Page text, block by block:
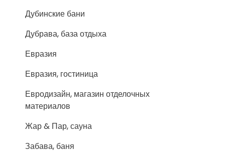
Дубинские бани
Дубрава, база отдыха
Евразия
Евразия, гостиница
Евродизайн, магазин отделочных
материалов
Жар & Пар, сауна
Забава, баня